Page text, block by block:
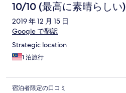
10/10 (最高に素晴らしい)
2019 年 12 月 15 日
Google で翻訳
Strategic location
1 泊旅行
宿泊者限定の口コミ